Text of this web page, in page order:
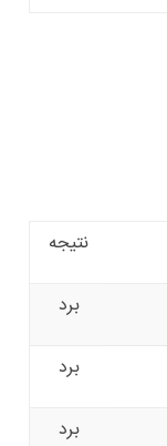
نتیجه
برد
برد
برد